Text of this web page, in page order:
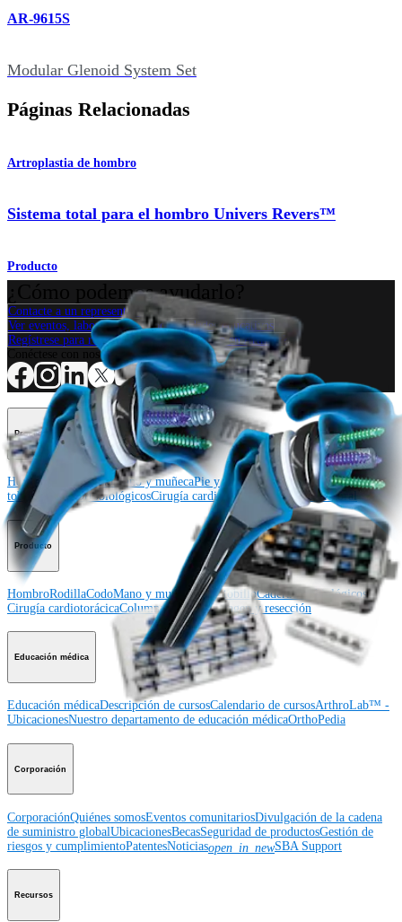
AR-9615S
Modular Glenoid System Set
Páginas Relacionadas
Artroplastia de hombro
Sistema total para el hombro Univers Revers™
Producto
¿Cómo podemos ayudarlo?
Contacte a un representante
Ver eventos, laboratorios y oportunidades educativas
Regístrese para recibir: ¿Qué hay de nuevo en Arthrex?
Conéctese con nosotros
Procedimiento
Hombro RodillaCodoMano y muñecaPie y
tobillo
CaderaOrtobiológicosCirugía cardiotorácicaColumna vertebral
Producto
HombroRodillaCodoMano y muñecaPie y tobilloCaderaOrtobiológicos
Cirugía cardiotorácicaColumna vertebralImagen y resección
Educación médica
Educación médicaDescripción de cursosCalendario de cursosArthroLab™ -
UbicacionesNuestro departamento de educación médicaOrthoPedia
Corporación
CorporaciónQuiénes somosEventos comunitariosDivulgación de la cadena
de suministro globalUbicacionesBecasSeguridad de productosGestión de
riesgos y cumplimientoPatentesNoticiasopen_in_newSBA Support
Recursos